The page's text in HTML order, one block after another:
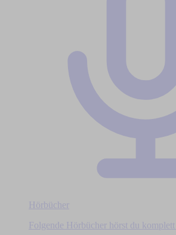
Hörbücher
Folgende Hörbücher hörst du